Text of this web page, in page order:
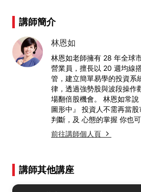
講師簡介
林恩如
林恩如老師擁有 28 年全球
營業員，擅長以 20 週均線
管，建立簡單易學的投資系
律，透過強勢股與波段操作
場翻倍股機會。 林恩如常
圖形中』 投資人不需再當
判斷，及 心態的掌握 你也
前往講師個人頁
講師其他講座